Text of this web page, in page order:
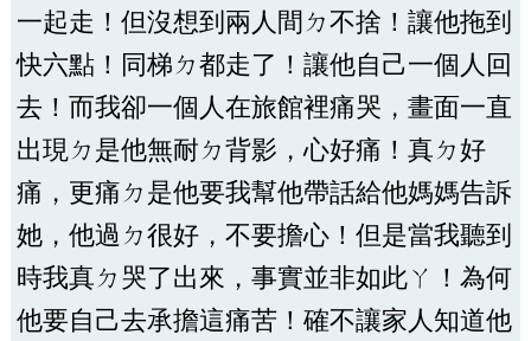
一起走！但沒想到兩人間ㄉ不捨！讓他拖到
快六點！同梯ㄉ都走了！讓他自己一個人回
去！而我卻一個人在旅館裡痛哭，畫面一直
出現ㄉ是他無耐ㄉ背影，心好痛！真ㄉ好
痛，更痛ㄉ是他要我幫他帶話給他媽媽告訴
她，他過ㄉ很好，不要擔心！但是當我聽到
時我真ㄉ哭了出來，事實並非如此ㄚ！為何
他要自己去承擔這痛苦！確不讓家人知道他